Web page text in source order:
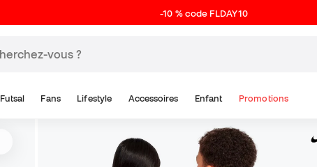
-10 % code FLDAY10
Futsal Fans Lifestyle Accessoires Enfant Promotions